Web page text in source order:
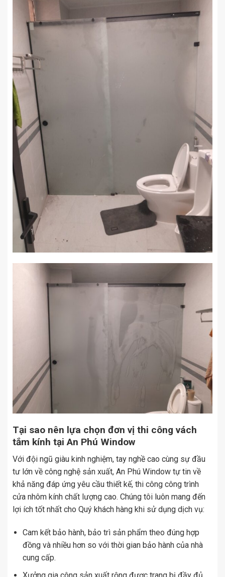
Tại sao nên lựa chọn đơn vị thi công vách
tắm kính tại An Phú Window
Với đội ngũ giàu kinh nghiệm, tay nghề cao cùng sự đầu
tư lớn về công nghệ sản xuất, An Phú Window tự tin về
khả năng đáp ứng yêu cầu thiết kế, thi công công trình
cửa nhôm kính chất lượng cao. Chúng tôi luôn mang đến
lợi ích tốt nhất cho Quý khách hàng khi sử dụng dịch vụ:
Cam kết bảo hành, bảo trì sản phẩm theo đúng hợp
đồng và nhiều hơn so với thời gian bảo hành của nhà
cung cấp.
Xưởng gia công sản xuất rộng được trang bị đầy đủ